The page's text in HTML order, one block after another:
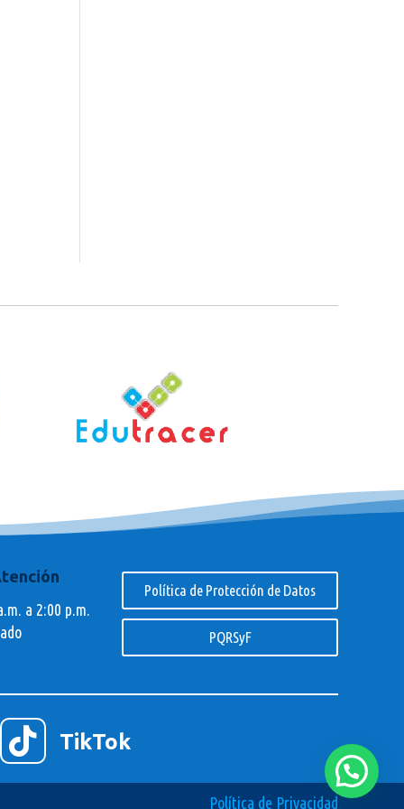
a 2:00 p.m.
Política de Protección de Datos
PQRSyF
 TikTok
Política de Privacidad